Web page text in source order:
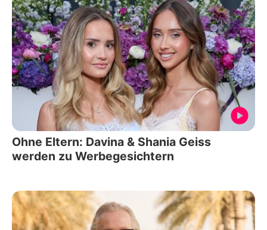
Ohne Eltern: Davina & Shania Geiss
werden zu Werbegesichtern